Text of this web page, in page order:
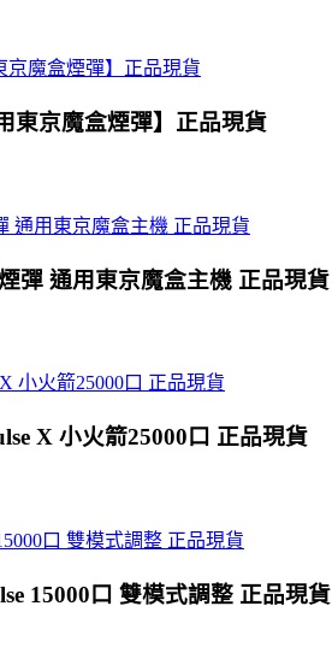
東京魔盒煙彈】正品現貨
彈 通用東京魔盒主機 正品現貨
X 小火箭25000口 正品現貨
15000口 雙模式調整 正品現貨